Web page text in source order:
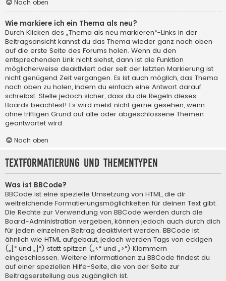
Nach oben
Wie markiere ich ein Thema als neu?
Durch Klicken des „Thema als neu markieren“-Links in der
Beitragsansicht kannst du das Thema wieder ganz nach oben
auf die erste Seite des Forums holen. Wenn du den
entsprechenden Link nicht siehst, dann ist die Funktion
möglicherweise deaktiviert oder seit der letzten Markierung ist
nicht genügend Zeit vergangen. Es ist auch möglich, das Thema
nach oben zu holen, indem du einfach eine Antwort darauf
schreibst. Stelle jedoch sicher, dass du die Regeln dieses
Boards beachtest! Es wird meist nicht gerne gesehen, wenn
ohne triftigen Grund auf alte oder abgeschlossene Themen
geantwortet wird.
Nach oben
Textformatierung und Thementypen
Was ist BBCode?
BBCode ist eine spezielle Umsetzung von HTML, die dir
weitreichende Formatierungsmöglichkeiten für deinen Text gibt.
Die Rechte zur Verwendung von BBCode werden durch die
Board-Administration vergeben, können jedoch auch durch dich
für jeden einzelnen Beitrag deaktiviert werden. BBCode ist
ähnlich wie HTML aufgebaut, jedoch werden Tags von eckigen
(„[“ und „]“) statt spitzen („<“ und „>“) Klammern
eingeschlossen. Weitere Informationen zu BBCode findest du
auf einer speziellen Hilfe-Seite, die von der Seite zur
Beitragserstellung aus zugänglich ist.